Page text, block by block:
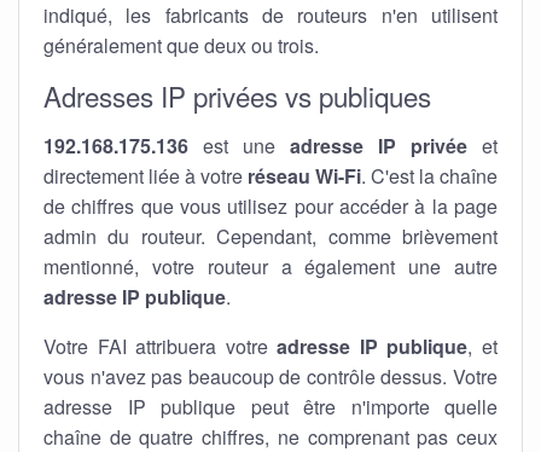
indiqué, les fabricants de routeurs n'en utilisent
généralement que deux ou trois.
Adresses IP privées vs publiques
192.168.175.136 est une adresse IP privée et
directement liée à votre réseau Wi-Fi. C'est la chaîne
de chiffres que vous utilisez pour accéder à la page
admin du routeur. Cependant, comme brièvement
mentionné, votre routeur a également une autre
adresse IP publique.
Votre FAI attribuera votreadresse IP publique, et
vous n'avez pas beaucoup de contrôle dessus. Votre
adresse IP publique peut être n'importe quelle
chaîne de quatre chiffres, ne comprenant pas ceux